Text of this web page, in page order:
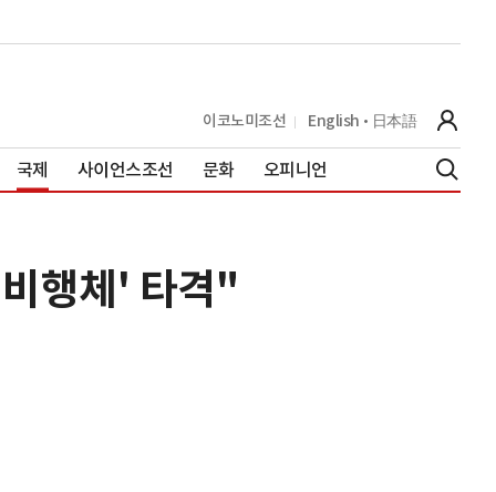
이코노미조선 English 日本語
국제 사이언스조선 문화 오피니언
행체' 타격"